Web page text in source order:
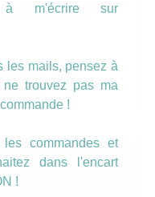
CUIR (49)
à m'écrire sur
les mails, pensez à
trouvez pas ma
!
commandes et
dans l'encart
!